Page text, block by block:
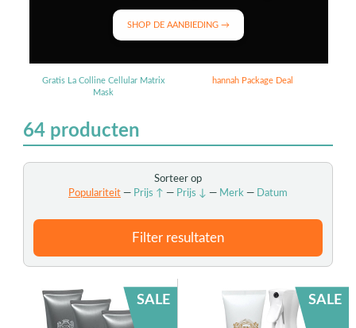
SHOP DE AANBIEDING →
Gratis La Colline Cellular Matrix
Mask
hannah Package Deal
64producten
Sorteer op
Populariteit— Prijs ↑ — Prijs ↓ — Merk— Datum
Filter resultaten
SALE SALE